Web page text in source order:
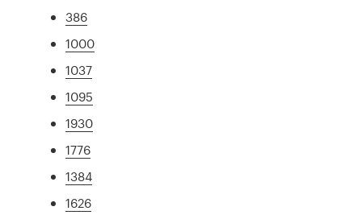
386
1000
1037
1095
1930
1776
1384
1626